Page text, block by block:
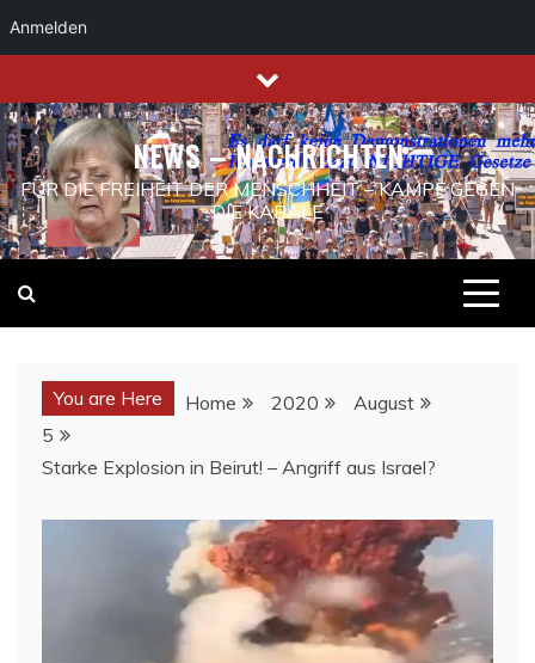
Anmelden
to
content
NEWS – NACHRICHTEN
FÜR DIE FREIHEIT DER MENSCHHEIT – KAMPF GEGEN
DIE KABALE
You are Here Home 2020
August
5
Starke Explosion in Beirut! – Angriff aus Israel?